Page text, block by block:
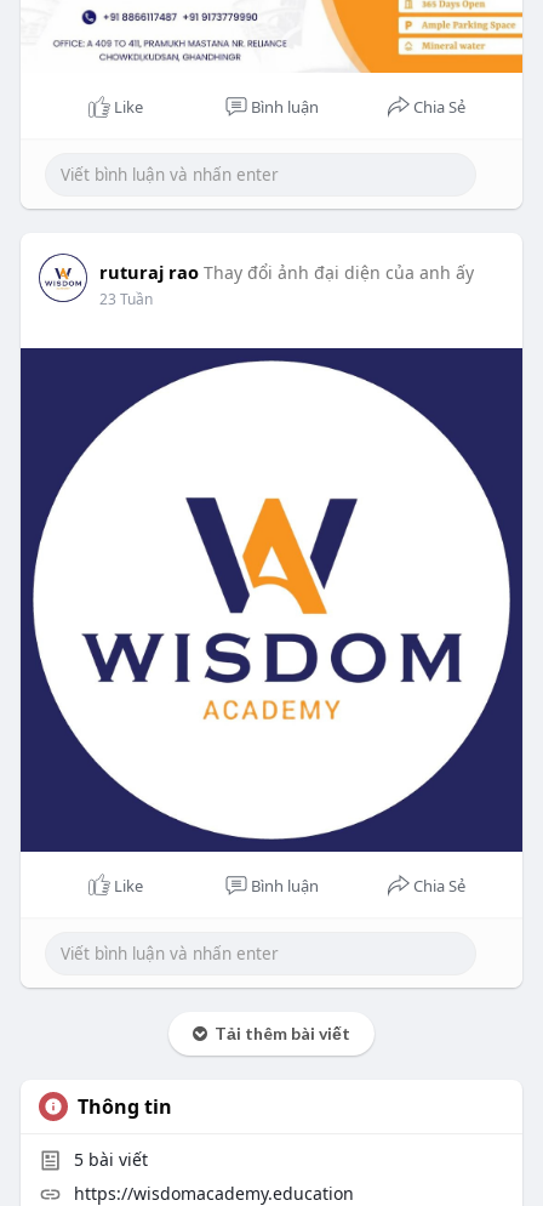
Like Bình luận Chia Sẻ
ruturaj rao Thay đổi ảnh đại diện của anh ấy
23 Tuần
Like Bình luận Chia Sẻ
Tải thêm bài viết
Thông tin
5bài viết
https://wisdomacademy.education